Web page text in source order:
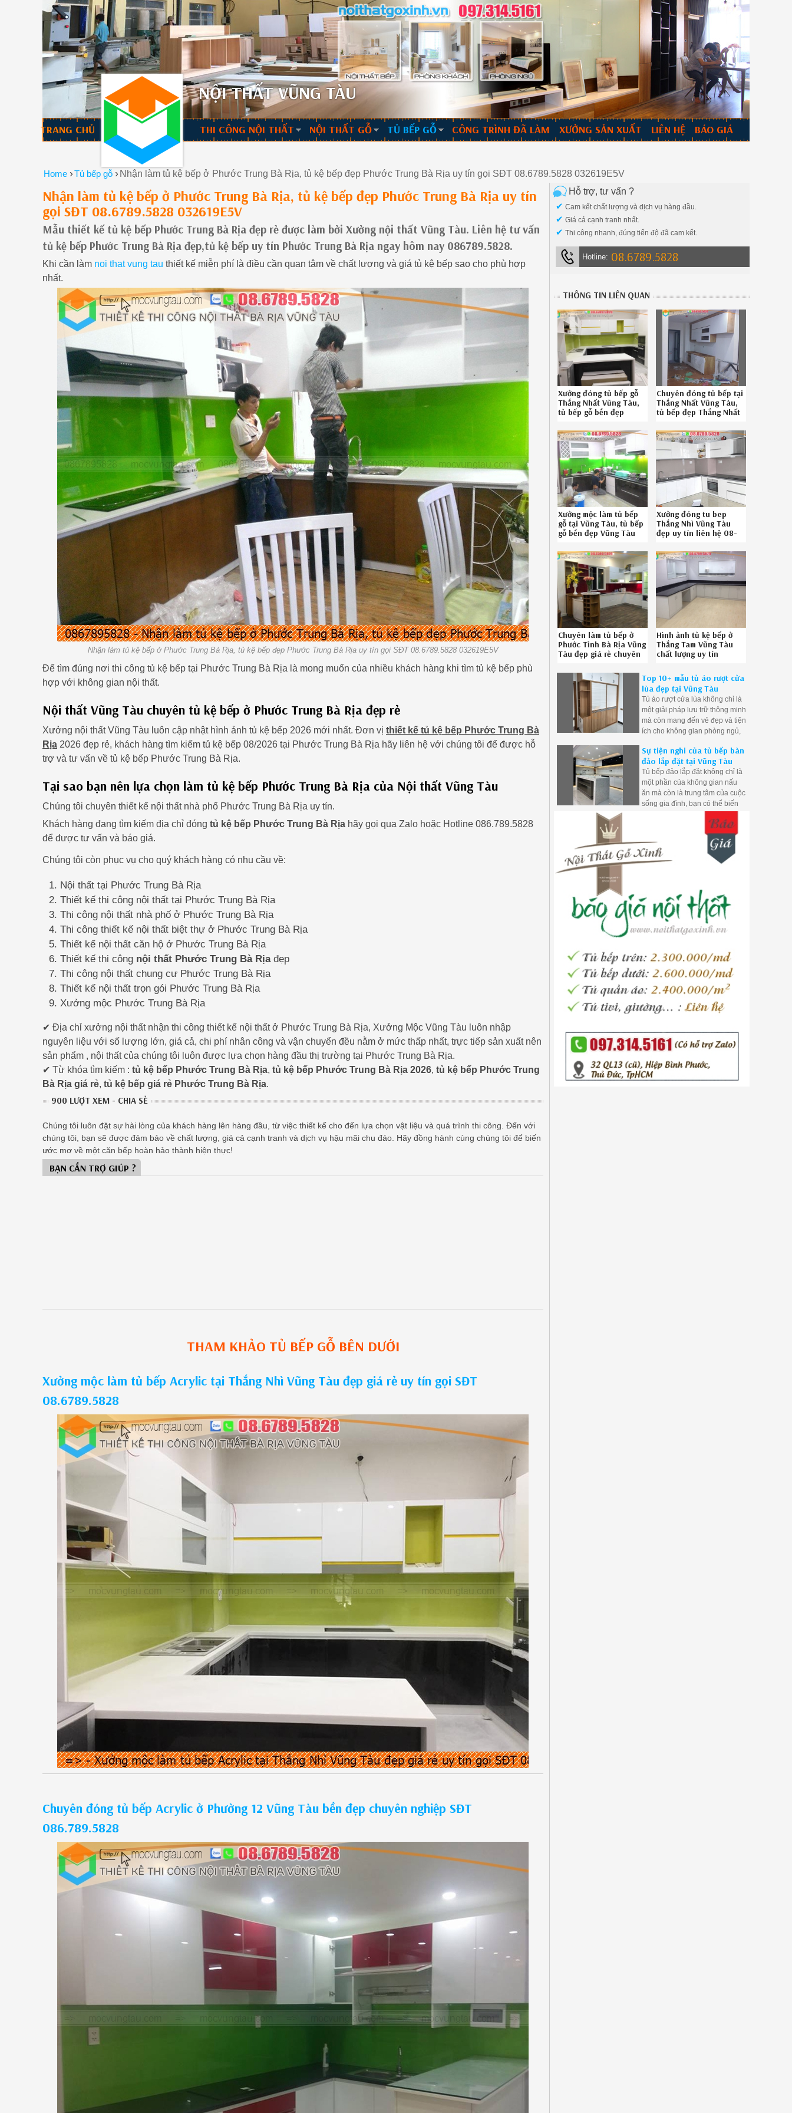
NỘI THẤT VŨNG TÀU
TRANG CHỦ THI CÔNG NỘI THẤT NỘI THẤT GỖ TỦ BẾP GỖ CÔNG TRÌNH ĐÃ LÀM XƯỞNG SẢN XUẤT LIÊN HỆ BÁO GIÁ
Home ›Tủ bếp gỗ › Nhận làm tủ kệ bếp ở Phước Trung Bà Rịa, tủ kệ bếp đẹp Phước Trung Bà Rịa uy tín gọi SĐT 08.6789.5828 032619E5V
Nhận làm tủ kệ bếp ở Phước Trung Bà Rịa, tủ kệ bếp đẹp Phước Trung Bà Rịa uy tín
gọi SĐT 08.6789.5828 032619E5V
Mẫu thiết kế tủ kệ bếp Phước Trung Bà Rịa đẹp rẻ được làm bởi Xưởng nội thất Vũng Tàu. Liên hệ tư vấn
tủ kệ bếp Phước Trung Bà Rịa đẹp,tủ kệ bếp uy tín Phước Trung Bà Rịa ngay hôm nay 086789.5828.
Khi cần làm noi that vung tau thiết kế miễn phí là điều cần quan tâm về chất lượng và giá tủ kệ bếp sao cho phù hợp
nhất.
Nhận làm tủ kệ bếp ở Phước Trung Bà Rịa, tủ kệ bếp đẹp Phước Trung Bà Rịa uy tín gọi SĐT 08.6789.5828 032619E5V
Để tìm đúng nơi thi công tủ kệ bếp tại Phước Trung Bà Rịa là mong muốn của nhiều khách hàng khi tìm tủ kệ bếp phù
hợp với không gian nội thất.
Nội thất Vũng Tàu chuyên tủ kệ bếp ở Phước Trung Bà Rịa đẹp rẻ
Xưởng nội thất Vũng Tàu luôn cập nhật hình ảnh tủ kệ bếp 2026 mới nhất. Đơn vị thiết kế tủ kệ bếp Phước Trung Bà
Rịa 2026 đẹp rẻ, khách hàng tìm kiếm tủ kệ bếp 08/2026 tại Phước Trung Bà Rịa hãy liên hệ với chúng tôi để được hỗ
trợ và tư vấn về tủ kệ bếp Phước Trung Bà Rịa.
Tại sao bạn nên lựa chọn làm tủ kệ bếp Phước Trung Bà Rịa của Nội thất Vũng Tàu
Chúng tôi chuyên thiết kế nội thất nhà phố Phước Trung Bà Rịa uy tín.
Khách hàng đang tìm kiếm địa chỉ đóng tủ kệ bếp Phước Trung Bà Rịa hãy gọi qua Zalo hoặc Hotline 086.789.5828
để được tư vấn và báo giá.
Chúng tôi còn phục vụ cho quý khách hàng có nhu cầu về:
Nội thất tại Phước Trung Bà Rịa
Thiết kế thi công nội thất tại Phước Trung Bà Rịa
Thi công nội thất nhà phố ở Phước Trung Bà Rịa
Thi công thiết kế nội thất biệt thự ở Phước Trung Bà Rịa
Thiết kế nội thất căn hộ ở Phước Trung Bà Rịa
Thiết kế thi công nội thất Phước Trung Bà Rịađẹp
Thi công nội thất chung cư Phước Trung Bà Rịa
Thiết kế nội thất trọn gói Phước Trung Bà Rịa
Xưởng mộc Phước Trung Bà Rịa
✔ Địa chỉ xưởng nội thất nhận thi công thiết kế nội thất ở Phước Trung Bà Rịa, Xưởng Mộc Vũng Tàu luôn nhập
nguyên liệu với số lượng lớn, giá cả, chi phí nhân công và vận chuyển đều nằm ở mức thấp nhất, trực tiếp sản xuất nên
sản phẩm , nội thất của chúng tôi luôn được lựa chọn hàng đầu thị trường tại Phước Trung Bà Rịa.
✔ Từ khóa tìm kiếm : tủ kệ bếp Phước Trung Bà Rịa, tủ kệ bếp Phước Trung Bà Rịa 2026, tủ kệ bếp Phước Trung
Bà Rịa giá rẻ, tủ kệ bếp giá rẻ Phước Trung Bà Rịa.
900 LƯỢT XEM - CHIA SẺ
Chúng tôi luôn đặt sự hài lòng của khách hàng lên hàng đầu, từ việc thiết kế cho đến lựa chọn vật liệu và quá trình thi công. Đến với
chúng tôi, bạn sẽ được đảm bảo về chất lượng, giá cả cạnh tranh và dịch vụ hậu mãi chu đáo. Hãy đồng hành cùng chúng tôi để biến
ước mơ về một căn bếp hoàn hảo thành hiện thực!
BẠN CẦN TRỢ GIÚP ?
THAM KHẢO TỦ BẾP GỖ BÊN DƯỚI
Xưởng mộc làm tủ bếp Acrylic tại Thắng Nhì Vũng Tàu đẹp giá rẻ uy tín gọi SĐT
08.6789.5828
Chuyên đóng tủ bếp Acrylic ở Phường 12 Vũng Tàu bền đẹp chuyên nghiệp SĐT
086.789.5828
Hỗ trợ, tư vấn ?
✔ Cam kết chất lượng và dịch vụ hàng đầu.
✔ Giá cả cạnh tranh nhất.
✔ Thi công nhanh, đúng tiến độ đã cam kết.
Hotline: 08.6789.5828
THÔNG TIN LIÊN QUAN
Xưởng đóng tủ bếp gỗ
Thắng Nhất Vũng Tàu,
tủ bếp gỗ bền đẹp
uy tín gọi 08.6789.5828
452619BCV
Chuyên đóng tủ bếp tại
Thắng Nhất Vũng Tàu,
tủ bếp đẹp Thắng Nhất
nghiệp liên hệ Hotline
0867895828
Xưởng mộc làm tủ bếp
gỗ tại Vũng Tàu, tủ bếp
gỗ bền đẹp Vũng Tàu
Hotline 0867895828
Xưởng đóng tu bep
Thắng Nhì Vũng Tàu
đẹp uy tín liên hệ 08-
Chuyên làm tủ bếp ở
Phước Tỉnh Bà Rịa Vũng
Tàu đẹp giá rẻ chuyên
6789-5828 342619JVG
Hình ảnh tủ kệ bếp ở
Thắng Tam Vũng Tàu
chất lượng uy tín
592619V2B
Top 10+ mẫu tủ áo rượt cửa
lùa đẹp tại Vũng Tàu
Tủ áo rượt cửa lùa không chỉ là
một giải pháp lưu trữ thông minh
mà còn mang đến vẻ đẹp và tiện
ích cho không gian phòng ngủ,
gian đa chức năng và thú vị hơn
bao giờ hết.
Sự tiện nghi của tủ bếp bàn
đảo lắp đặt tại Vũng Tàu
Tủ bếp đảo lắp đặt không chỉ là
một phần của không gian nấu
ăn mà còn là trung tâm của cuộc
sống gia đình, bạn có thể biến
hoàn hảo thành hiện thực